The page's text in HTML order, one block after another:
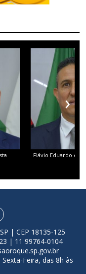
Flávio Eduardo dos
›
| CEP 18135-125
| 11 99764-0104
Feira, das 8h às